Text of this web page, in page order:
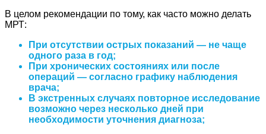
В целом рекомендации по тому, как часто можно делать
МРТ:
При отсутствии острых показаний — не чаще
одного раза в год;
При хронических состояниях или после
операций — согласно графику наблюдения
врача;
В экстренных случаях повторное исследование
возможно через несколько дней при
необходимости уточнения диагноза;